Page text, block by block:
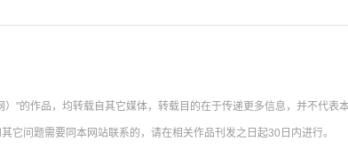
"的作品，均转载自其它媒体，转载目的在于传递更多信息，并不代表
它问题需要同本网站联系的，请在相关作品刊发之日起30日内进行。